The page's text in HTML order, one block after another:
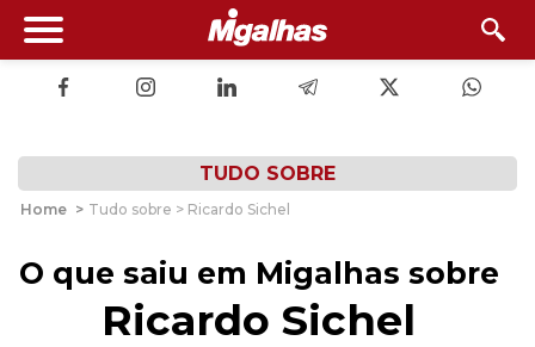
TUDO SOBRE
Home > Tudo sobre > Ricardo Sichel
O que saiu em Migalhas sobre
Ricardo Sichel